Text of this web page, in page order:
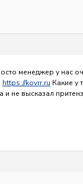
менеджер у нас
https://kovrr.ru Какие у
и не высказал